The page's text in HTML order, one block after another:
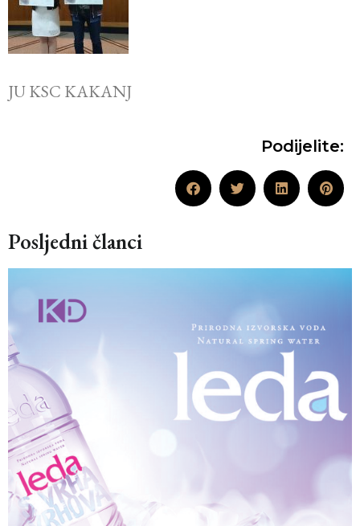
JU KSC KAKANJ
Podijelite:
Posljedni članci